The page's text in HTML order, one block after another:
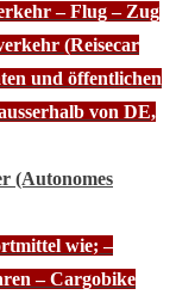
– Flug – Zug
(Reisecar
und öffentlichen
von DE,
(Autonomes
wie; –
– Cargobike